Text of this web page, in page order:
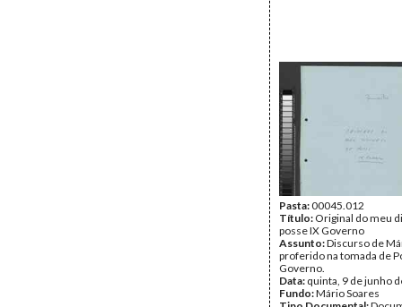
Pasta:00045.012
Título: Original do meu
posse IX Governo
Assunto:Discurso de
proferido na tomada de
Governo.
Data: quinta, 9 de junho
Fundo:Mário Soares